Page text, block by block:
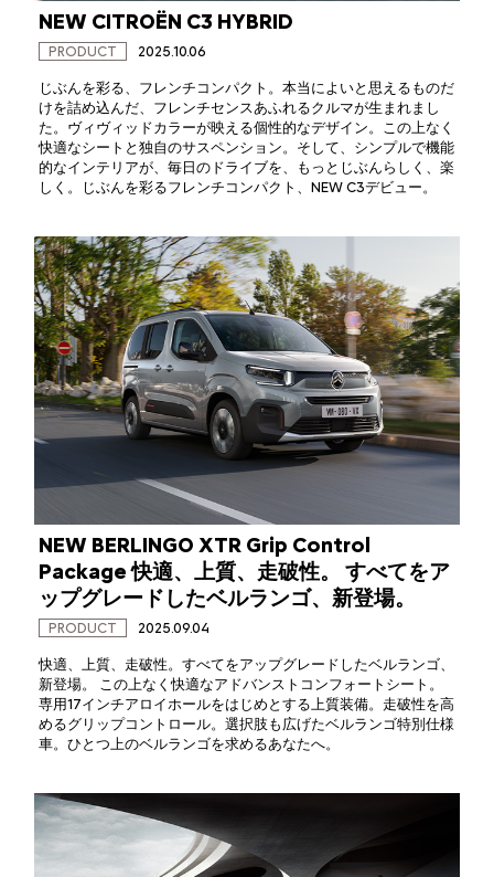
NEW CITROËN C3 HYBRID
PRODUCT 2025.10.06
じぶんを彩る、フレンチコンパクト。本当によいと思えるものだ
けを詰め込んだ、フレンチセンスあふれるクルマが生まれまし
た。ヴィヴィッドカラーが映える個性的なデザイン。この上なく
快適なシートと独自のサスペンション。そして、シンプルで機能
的なインテリアが、毎日のドライブを、もっとじぶんらしく、楽
しく。じぶんを彩るフレンチコンパクト、NEW C3デビュー。
NEW BERLINGO XTR Grip Control
Package 快適、上質、走破性。 すべてをア
ップグレードしたベルランゴ、新登場。
PRODUCT 2025.09.04
快適、上質、走破性。すべてをアップグレードしたベルランゴ、
新登場。 この上なく快適なアドバンストコンフォートシート。
専用17インチアロイホールをはじめとする上質装備。走破性を高
めるグリップコントロール。選択肢も広げたベルランゴ特別仕様
車。ひとつ上のベルランゴを求めるあなたへ。